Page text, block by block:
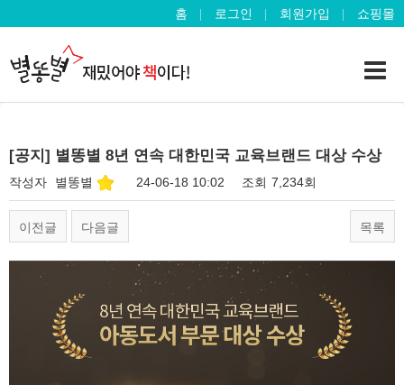
홈 로그인 회원가입 쇼핑몰
[공지] 별똥별 8년 연속 대한민국 교육브랜드 대상 수상
작성자 별똥별 24-06-18 10:02 조회 7,234회
이전글 다음글 목록